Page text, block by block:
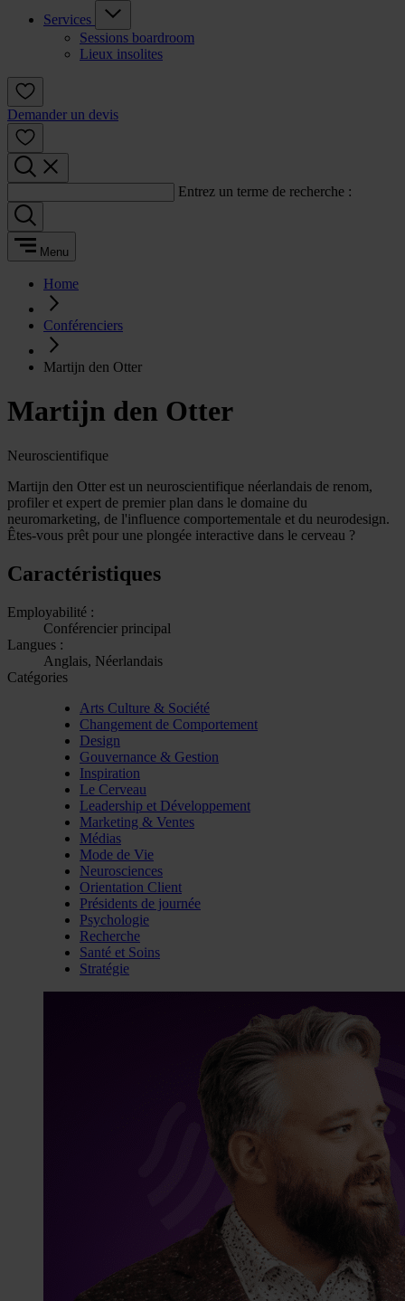
Services
Sessions boardroom
Lieux insolites
Demander un devis
Entrez un terme de recherche :
Menu
Home
Conférenciers
Martijn den Otter
Martijn den Otter
Neuroscientifique
Martijn den Otter est un neuroscientifique néerlandais de renom,
profiler et expert de premier plan dans le domaine du
neuromarketing, de l'influence comportementale et du neurodesign.
Êtes-vous prêt pour une plongée interactive dans le cerveau ?
Caractéristiques
Employabilité :
Conférencier principal
Langues :
Anglais, Néerlandais
Catégories
Arts Culture & Société
Changement de Comportement
Design
Gouvernance & Gestion
Inspiration
Le Cerveau
Leadership et Développement
Marketing & Ventes
Médias
Mode de Vie
Neurosciences
Orientation Client
Présidents de journée
Psychologie
Recherche
Santé et Soins
Stratégie